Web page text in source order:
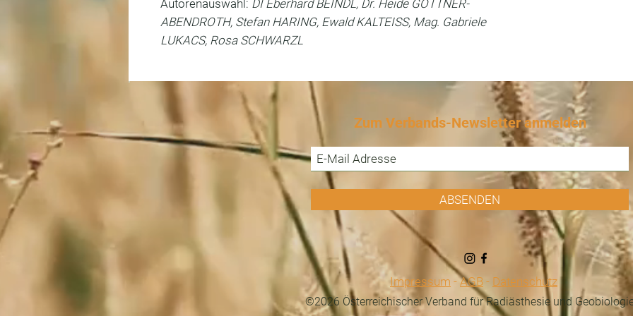
Autorenauswahl: DI Eberhard BEINDL, Dr. Heide GÖTTNER-
ABENDROTH, Stefan HARING, Ewald KALTEISS, Mag. Gabriele
LUKACS, Rosa SCHWARZL
Zum Verbands-Newsletter anmelden
ABSENDEN
Impressum -AGB - Datenschutz
©2026 Österreichischer Verband für Radiästhesie und